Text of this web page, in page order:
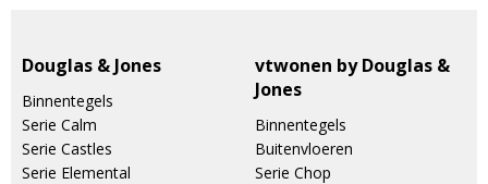
Douglas & Jones
Binnentegels
Serie Calm
Serie Castles
Serie Elemental
vtwonen by Douglas &
Jones
Binnentegels
Buitenvloeren
Serie Chop